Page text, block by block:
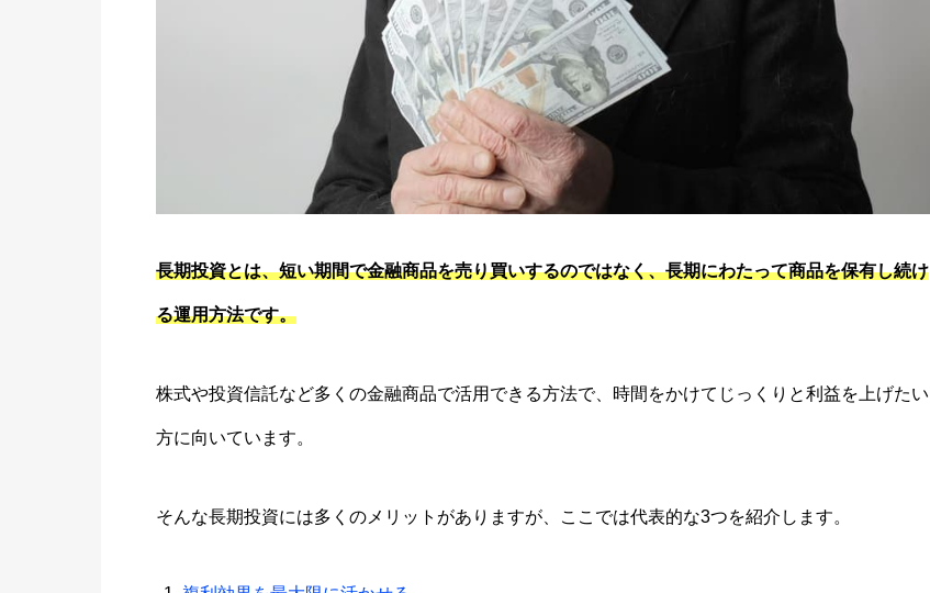
長期投資とは、短い期間で金融商品を売り買いするのではなく、長期にわたって商品を保有し続け
る運用方法です。
株式や投資信託など多くの金融商品で活用できる方法で、時間をかけてじっくりと利益を上げたい
方に向いています。
そんな長期投資には多くのメリットがありますが、ここでは代表的な3つを紹介します。